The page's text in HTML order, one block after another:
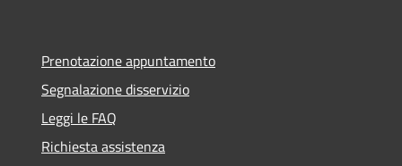
Prenotazione appuntamento
Segnalazione disservizio
Leggi le FAQ
Richiesta assistenza